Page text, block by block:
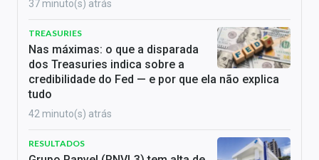
37 minuto(s) atrás
TREASURIES
Nas máximas: o que a disparada
dos Treasuries indica sobre a
credibilidade do Fed — e por que ela não explica
tudo
42 minuto(s) atrás
RESULTADOS